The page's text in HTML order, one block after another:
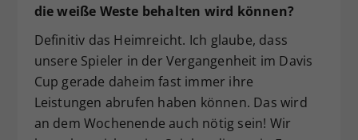
die weiße Weste behalten wird können?
Definitiv das Heimreicht. Ich glaube, dass
unsere Spieler in der Vergangenheit im Davis
Cup gerade daheim fast immer ihre
Leistungen abrufen haben können. Das wird
an dem Wochenende auch nötig sein! Wir